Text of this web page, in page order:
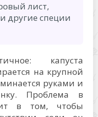
лист,
другие специи
капуста
на крупной
руками и
Проблема в
в том, чтобы